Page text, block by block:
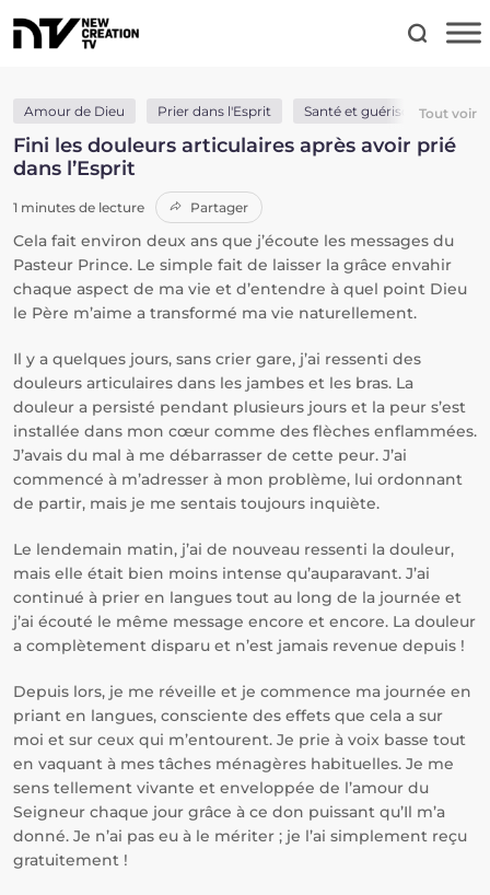
Amour de Dieu Prier dans l'Esprit Santé et guérison Tout voir
Fini les douleurs articulaires après avoir prié
dans l’Esprit
1 minutes de lecture Partager
Cela fait environ deux ans que j’écoute les messages du
Pasteur Prince. Le simple fait de laisser la grâce envahir
chaque aspect de ma vie et d’entendre à quel point Dieu
le Père m’aime a transformé ma vie naturellement.
Il y a quelques jours, sans crier gare, j’ai ressenti des
douleurs articulaires dans les jambes et les bras. La
douleur a persisté pendant plusieurs jours et la peur s’est
installée dans mon cœur comme des flèches enflammées.
J’avais du mal à me débarrasser de cette peur. J’ai
commencé à m’adresser à mon problème, lui ordonnant
de partir, mais je me sentais toujours inquiète.
Le lendemain matin, j’ai de nouveau ressenti la douleur,
mais elle était bien moins intense qu’auparavant. J’ai
continué à prier en langues tout au long de la journée et
j’ai écouté le même message encore et encore. La douleur
a complètement disparu et n’est jamais revenue depuis !
Depuis lors, je me réveille et je commence ma journée en
priant en langues, consciente des effets que cela a sur
moi et sur ceux qui m’entourent. Je prie à voix basse tout
en vaquant à mes tâches ménagères habituelles. Je me
sens tellement vivante et enveloppée de l’amour du
Seigneur chaque jour grâce à ce don puissant qu’Il m’a
donné. Je n’ai pas eu à le mériter ; je l’ai simplement reçu
gratuitement !